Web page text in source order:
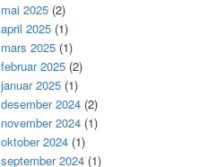
mai 2025 (2)
april 2025 (1)
mars 2025 (1)
februar 2025 (2)
januar 2025 (1)
desember 2024 (2)
november 2024 (1)
oktober 2024 (1)
september 2024 (1)